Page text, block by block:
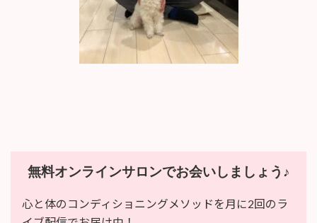
無料オンラインサロンでお会いしましょう♪
心と体のコンディショニングメソッドを月に2回のラ